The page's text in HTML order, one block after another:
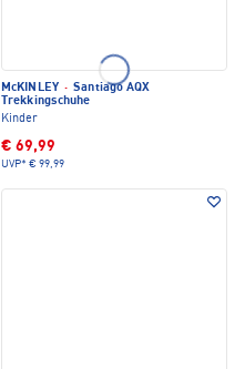
McKINLEY · Santiago AQX
Trekkingschuhe
Kinder
€ 69,99
UVP* € 99,99